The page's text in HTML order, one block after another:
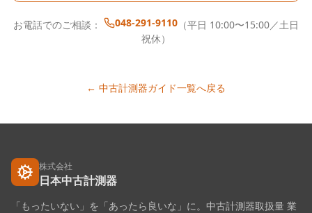
お電話でのご相談： 048-291-9110 （平日 10:00〜15:00／土日
祝休）
← 中古計測器ガイド一覧へ戻る
株式会社
日本中古計測器
「もったいない」を「あったら良いな」に。中古計測器取扱量 業